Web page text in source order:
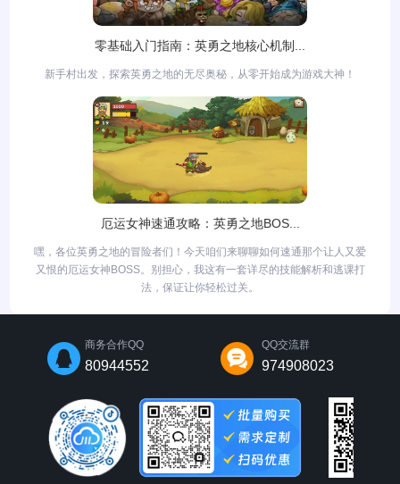
零基础入门指南：英勇之地核心机制...
新手村出发，探索英勇之地的无尽奥秘，从零开始成为游戏大神！
厄运女神速通攻略：英勇之地BOS...
嘿，各位英勇之地的冒险者们！今天咱们来聊聊如何速通那个让人又爱
又恨的厄运女神BOSS。别担心，我这有一套详尽的技能解析和逃课打
法，保证让你轻松过关。
商务合作QQ
80944552
QQ交流群
974908023